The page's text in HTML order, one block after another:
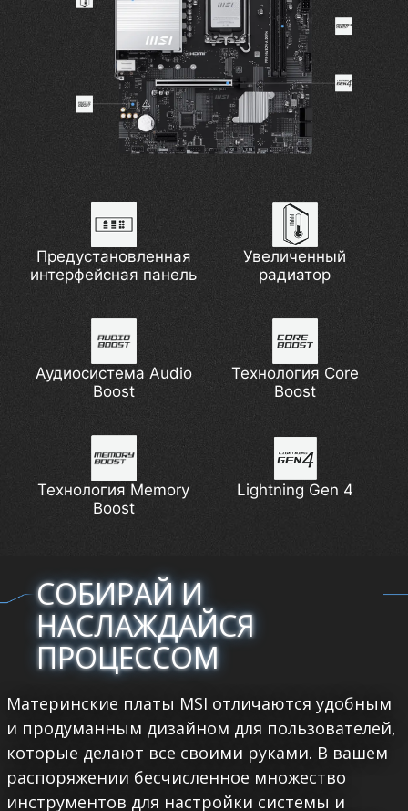
Предустановленная
интерфейсная панель
Увеличенный
радиатор
Аудиосистема Audio
Boost
Технология Core
Boost
Технология Memory
Boost
Lightning Gen 4
СОБИРАЙ И
НАСЛАЖДАЙСЯ
ПРОЦЕССОМ
Материнские платы MSI отличаются удобным
и продуманным дизайном для пользователей,
которые делают все своими руками. В вашем
распоряжении бесчисленное множество
инструментов для настройки системы и